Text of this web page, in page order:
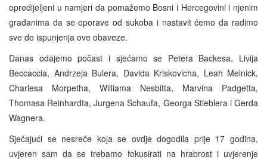
opredijeljeni u namjeri da pomažemo Bosni i Hercegovini i njenim
građanima da se oporave od sukoba i nastavit ćemo da radimo
sve do ispunjenja ove obaveze.
Danas odajemo počast i sjećamo se Petera Backesa, Livija
Beccaccia, Andrzeja Bulera, Davida Kriskovicha, Leah Melnick,
Charlesa Morpetha, Williama Nesbitta, Marvina Padgetta,
Thomasa Reinhardta, Jurgena Schaufa, Georga Stieblera i Gerda
Wagnera.
Sjećajući se nesreće koja se ovdje dogodila prije 17 godina,
uvjeren sam da se trebamo fokusirati na hrabrost i uvjerenje